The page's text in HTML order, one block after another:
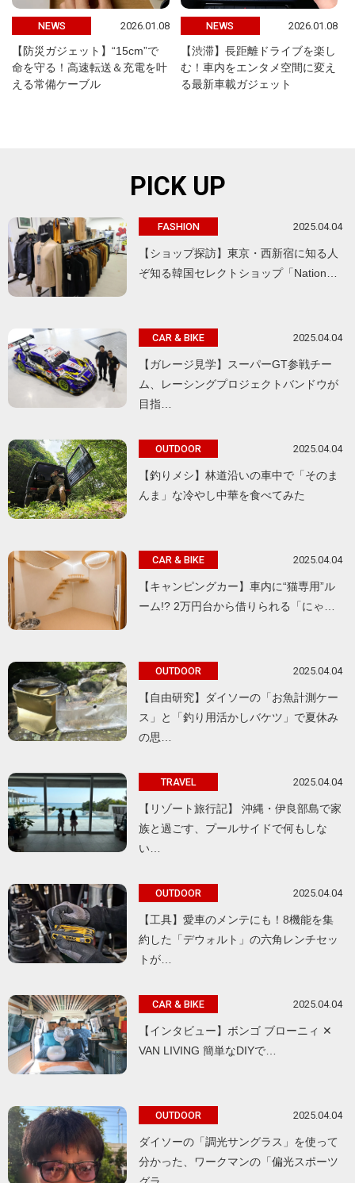
NEWS 2026.01.08
【防災ガジェット】“15cm”で
命を守る！高速転送＆充電を叶
える常備ケーブル
NEWS 2026.01.08
【渋滞】長距離ドライブを楽し
む！車内をエンタメ空間に変え
る最新車載ガジェット
PICK UP
FASHION 2025.04.04
【ショップ探訪】東京・西新宿に知る人
ぞ知る韓国セレクトショップ「Nation…
CAR & BIKE 2025.04.04
【ガレージ見学】スーパーGT参戦チー
ム、レーシングプロジェクトバンドウが
目指…
OUTDOOR 2025.04.04
【釣りメシ】林道沿いの車中で「そのま
んま」な冷やし中華を食べてみた
CAR & BIKE 2025.04.04
【キャンピングカー】車内に“猫専用”ル
ーム!? 2万円台から借りられる「にゃ…
OUTDOOR 2025.04.04
【自由研究】ダイソーの「お魚計測ケー
ス」と「釣り用活かしバケツ」で夏休み
の思…
TRAVEL 2025.04.04
【リゾート旅行記】 沖縄・伊良部島で家
族と過ごす、プールサイドで何もしな
い…
OUTDOOR 2025.04.04
【工具】愛車のメンテにも！8機能を集
約した「デウォルト」の六角レンチセッ
トが…
CAR & BIKE 2025.04.04
【インタビュー】ボンゴ ブローニィ ✕
VAN LIVING 簡単なDIYで…
OUTDOOR 2025.04.04
ダイソーの「調光サングラス」を使って
分かった、ワークマンの「偏光スポーツ